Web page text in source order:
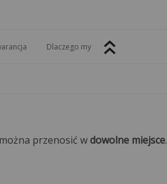
Dlaczego my
przenosić wdowolne miejsce.